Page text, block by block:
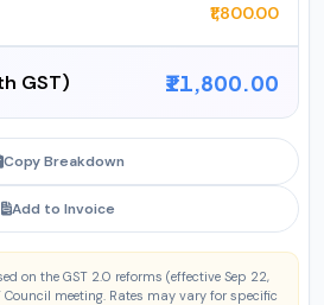
₹1,800.00
GST) ₹11,800.00
Copy Breakdown
Add to Invoice
on the GST 2.0 reforms (effective Sep 22,
meeting. Rates may vary for specific